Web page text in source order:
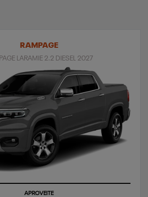
RAMPAGE
LARAMIE 2.2 DIESEL 2027
APROVEITE